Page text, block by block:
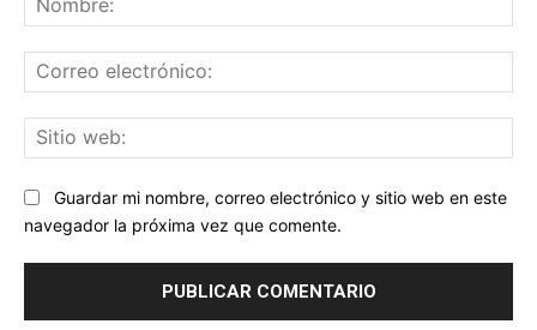
Guardar mi nombre, correo electrónico y sitio web en este
navegador la próxima vez que comente.